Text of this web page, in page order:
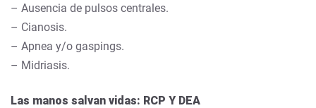
– Ausencia de pulsos centrales.
– Cianosis.
– Apnea y/o gaspings.
– Midriasis.
Las manos salvan vidas: RCP Y DEA